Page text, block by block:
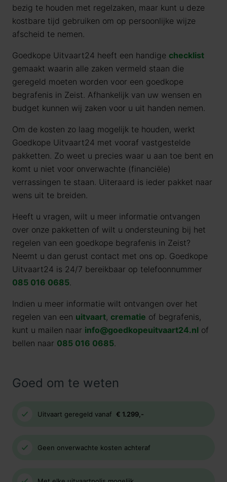
bezig te houden met regelzaken, maar kunt u deze
kostbare tijd gebruiken om op persoonlijke wijze
afscheid te nemen.
Goedkope Uitvaart24 heeft een handige checklist
gemaakt waarin alle zaken vermeld staan die
geregeld moeten worden voor een goedkope
begrafenis in Zeist. Afhankelijk van uw wensen en
budget kunnen wij zaken voor u uit handen nemen.
Om de kosten zo laag mogelijk te houden, werkt
Goedkope Uitvaart24 met vooraf vastgestelde
pakketten. Zo weet u precies waar u aan toe bent en
komt u niet voor onverwachte (financiële)
verrassingen te staan. Uiteraard is ieder pakket naar
wens uit te breiden.
Heeft u vragen, wilt u meer informatie ontvangen
over onze pakketten of wilt u ondersteuning bij het
regelen van een goedkope begrafenis in Zeist?
Neemt u dan gerust contact met ons op. Goedkope
Uitvaart24 is 24/7 bereikbaar op telefoonnummer
085 016 0685.
Indien u meer informatie wilt ontvangen over het
regelen van een uitvaart, crematie of begrafenis,
kunt u mailen naar info@goedkopeuitvaart24.nl of
bellen naar 085 016 0685.
Goed om te weten
Uitvaart geregeld vanaf € 1.299,-
Geen onverwachte kosten achteraf